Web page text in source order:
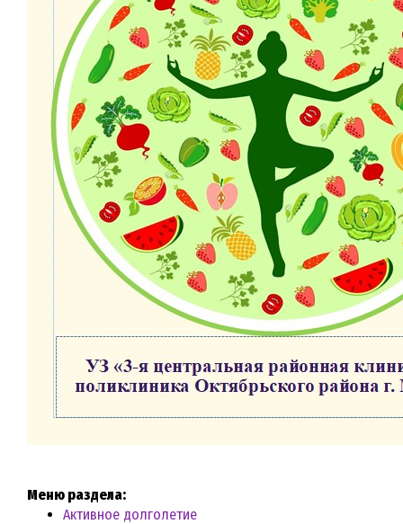
Меню раздела:
Активное долголетие